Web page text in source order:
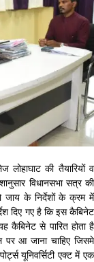
की तैयारियों व
विधानसभा सत्र की
जाय के निर्देशों के क्रम में
दिए गए है कि इस कैबिनेट
कैबिनेट से पारित होता है
पर आ जाना चाहिए जिसमे
यूनिवर्सिटी एक्ट में एक